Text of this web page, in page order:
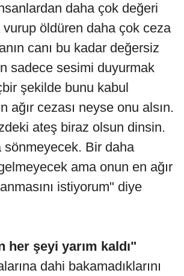
daha çok değeri
öldüren daha çok ceza
canı bu kadar değersiz
sadece sesimi duyurmak
şekilde bunu kabul
ağır cezası neyse onu alsın.
ateş biraz olsun dinsin.
sönmeyecek. Bir daha
ama onun en ağır
istiyorum" diye
her şeyi yarım kaldı"
dahi bakamadıklarını